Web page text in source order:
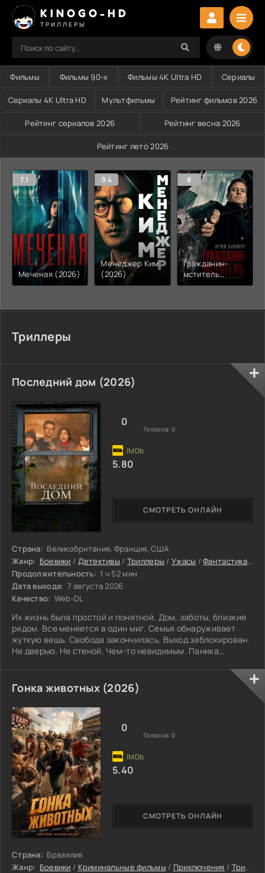
KINOGO-HD
ТРИЛЛЕРЫ
Фильмы Фильмы 90-х Фильмы 4K Ultra HD Сериалы
Сериалы 4K Ultra HD Мультфильмы Рейтинг фильмов 2026
Рейтинг сериалов 2026 Рейтинг весна 2026
Рейтинг лето 2026
7.1
Меченая (2026)
9.4
Менеджер Ким
(2026)
8
Гражданин-
мститель
(2026)
Триллеры
Последний дом (2026)
Страна: Великобритания, Франция, США
Жанр: Боевики / Детективы / Триллеры / Ужасы /Фантастика/
Продолжительность: 1 ч 52 мин
Дата выхода: 7 августа 2026
Качество: Web-DL
Их жизнь была простой и понятной. Дом, заботы, близкие
рядом. Все меняется в один миг. Семья обнаруживает
жуткую вещь. Свобода закончилась. Выход заблокирован.
Не дверью. Не стеной. Чем-то невидимым. Паника
и снова они пытаются прорваться наружу.
Безрезультатно. Каждый раз их ждет провал. Словно что-
то могущественное охраняет границы их мира. Оно не
пускает их наружу. Дни идут. Желудки пустеют. Нервы
сдают. Близкие начинают смотреть друг на
СМОТРЕТЬ ОНЛАЙН
0
Голосов: 0
5.80
Гонка животных (2026)
Страна: Бразилия
Жанр: Боевики / Криминальные фильмы / Приключения / Триллеры
СМОТРЕТЬ ОНЛАЙН
0
Голосов: 0
5.40